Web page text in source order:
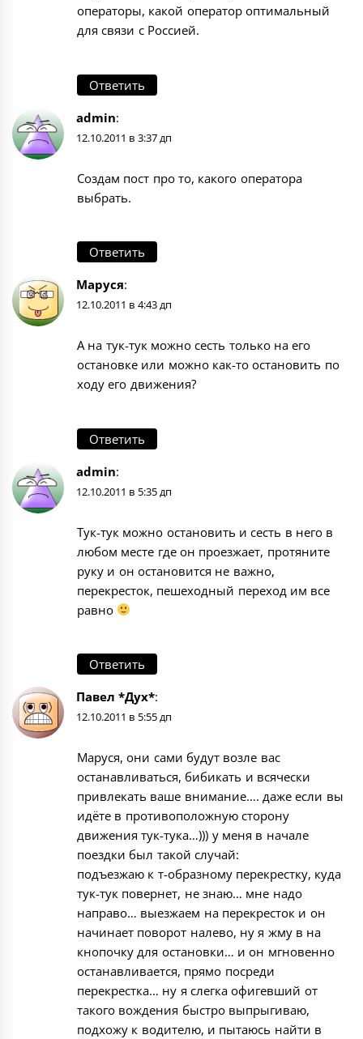
операторы, какой оператор оптимальный
для связи с Россией.
Ответить
admin:
12.10.2011 в 3:37 дп
Создам пост про то, какого оператора
выбрать.
Ответить
Маруся:
12.10.2011 в 4:43 дп
А на тук-тук можно сесть только на его
остановке или можно как-то остановить по
ходу его движения?
Ответить
admin:
12.10.2011 в 5:35 дп
Тук-тук можно остановить и сесть в него в
любом месте где он проезжает, протяните
руку и он остановится не важно,
перекресток, пешеходный переход им все
равно
Ответить
Павел *Дух*:
12.10.2011 в 5:55 дп
Маруся, они сами будут возле вас
останавливаться, бибикать и всячески
привлекать ваше внимание…. даже если вы
идёте в противоположную сторону
движения тук-тука…))) у меня в начале
поездки был такой случай:
подъезжаю к т-образному перекрестку, куда
тук-тук повернет, не знаю… мне надо
направо… выезжаем на перекресток и он
начинает поворот налево, ну я жму в на
кнопочку для остановки… и он мгновенно
останавливается, прямо посреди
перекрестка… ну я слегка офигевший от
такого вождения быстро выпрыгиваю,
подхожу к водителю, и пытаюсь найти в